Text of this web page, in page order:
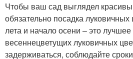
Чтобы ваш сад выглядел
обязательно посадка
лета и начало осени – это
весеннецветущих луковичных
задерживаться, соблюдайте